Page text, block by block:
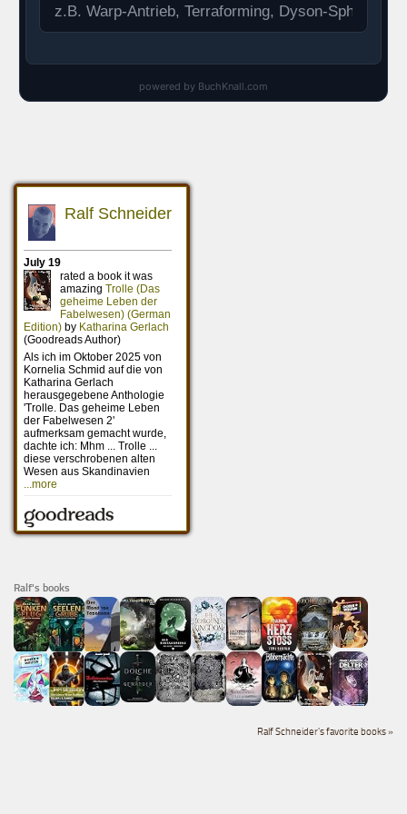
Ralf's books
Ralf Schneider's favorite books »